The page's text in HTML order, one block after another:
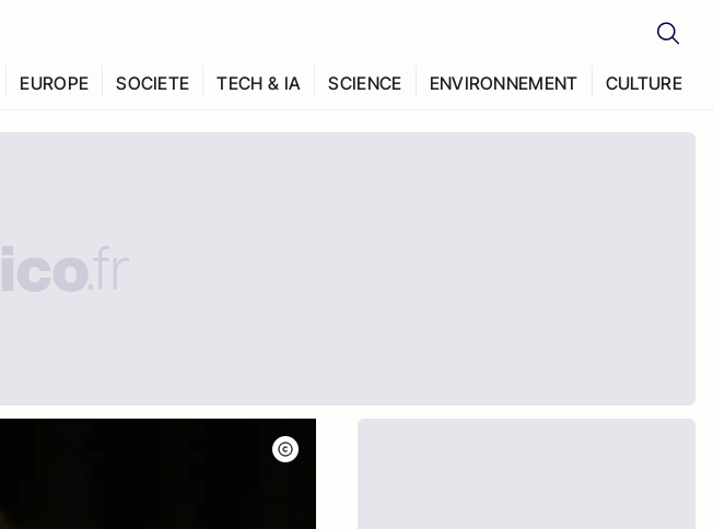
EUROPE SOCIETE TECH & IA SCIENCE ENVIRONNEMENT CULTURE